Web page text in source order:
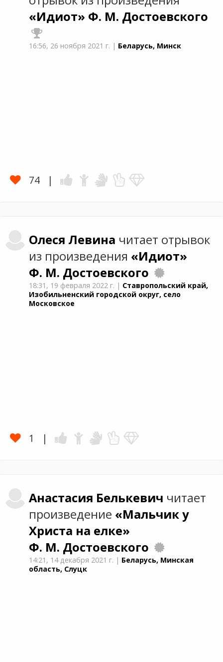
«Идиот» Ф. М. Достоевского
16:56, 26 ноября 2021 г. | Беларусь, Минск
74
Олеся Левина читает отрывок
из произведения «Идиот»
Ф. М. Достоевского
18:31, 19 февраля 2022 г. | Ставропольский край,
Изобильненский городской округ, село
Московское
1
Анастасия Белькевич читает
произведение «Мальчик у
Христа на елке»
Ф. М. Достоевского
14:21, 14 декабря 2021 г. | Беларусь, Минская
область, Слуцк